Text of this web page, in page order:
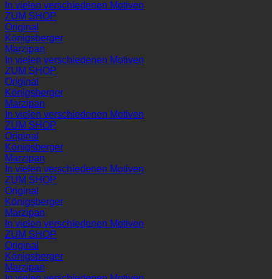
In vielen verschiedenen Motiven
ZUM SHOP
Original
Königsberger
Marzipan
In vielen verschiedenen Motiven
ZUM SHOP
Original
Königsberger
Marzipan
In vielen verschiedenen Motiven
ZUM SHOP
Original
Königsberger
Marzipan
In vielen verschiedenen Motiven
ZUM SHOP
Original
Königsberger
Marzipan
In vielen verschiedenen Motiven
ZUM SHOP
Original
Königsberger
Marzipan